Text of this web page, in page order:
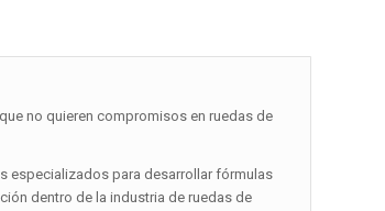
no quieren compromisos en ruedas de
especializados para desarrollar fórmulas
dentro de la industria de ruedas de